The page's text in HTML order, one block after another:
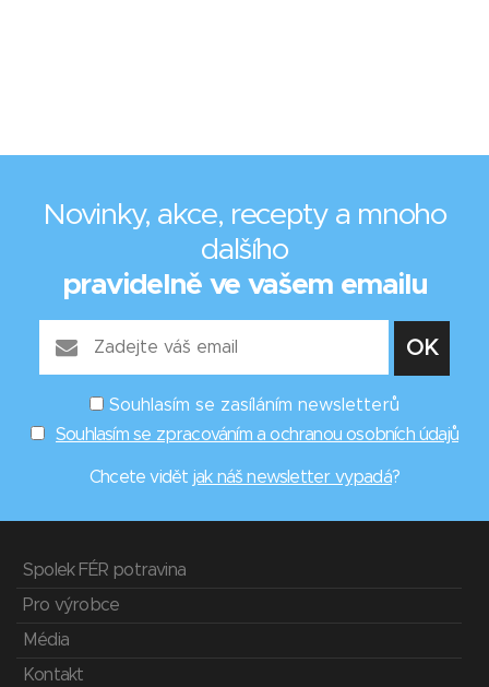
Novinky, akce, recepty a mnoho
dalšího
pravidelně ve vašem emailu
Souhlasím se zasíláním newsletterů
Souhlasím se zpracováním a ochranou osobních údajů
Chcete vidět jak náš newsletter vypadá?
Spolek FÉR potravina
Pro výrobce
Média
Kontakt